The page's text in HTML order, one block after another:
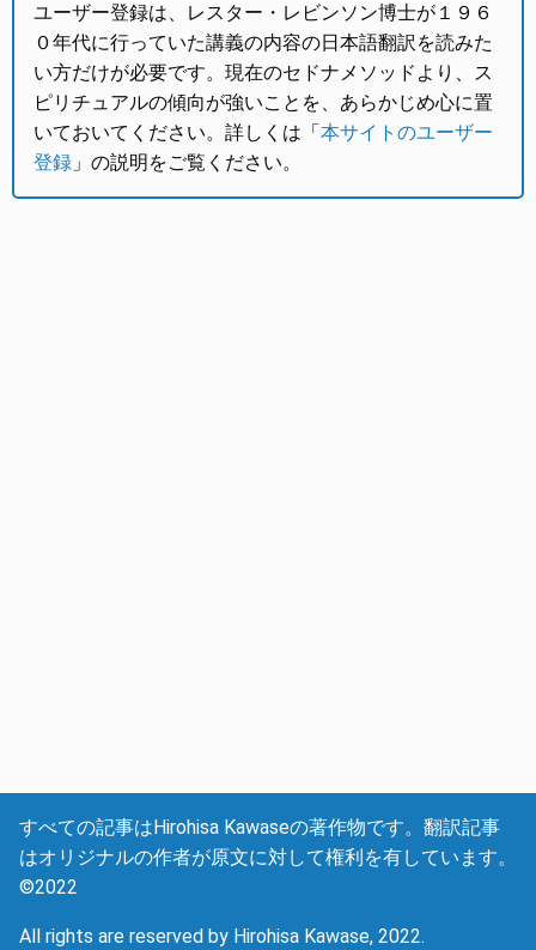
ユーザー登録は、レスター・レビンソン博士が１９６
０年代に行っていた講義の内容の日本語翻訳を読みた
い方だけが必要です。現在のセドナメソッドより、ス
ピリチュアルの傾向が強いことを、あらかじめ心に置
いておいてください。詳しくは「本サイトのユーザー
登録 」の説明をご覧ください。
すべての記事はHirohisa Kawaseの著作物です。翻訳記事
はオリジナルの作者が原文に対して権利を有しています。
©2022
All rights are reserved by Hirohisa Kawase, 2022.